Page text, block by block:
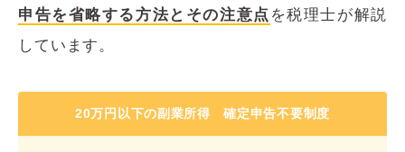
申告を省略する方法とその注意点 を税理士が解説
しています。
20万円以下の副業所得 確定申告不要制度